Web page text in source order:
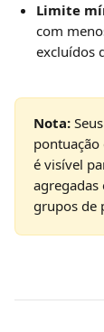
Limite
com
excluídos
Nota:
é visível
agregadas
grupos de